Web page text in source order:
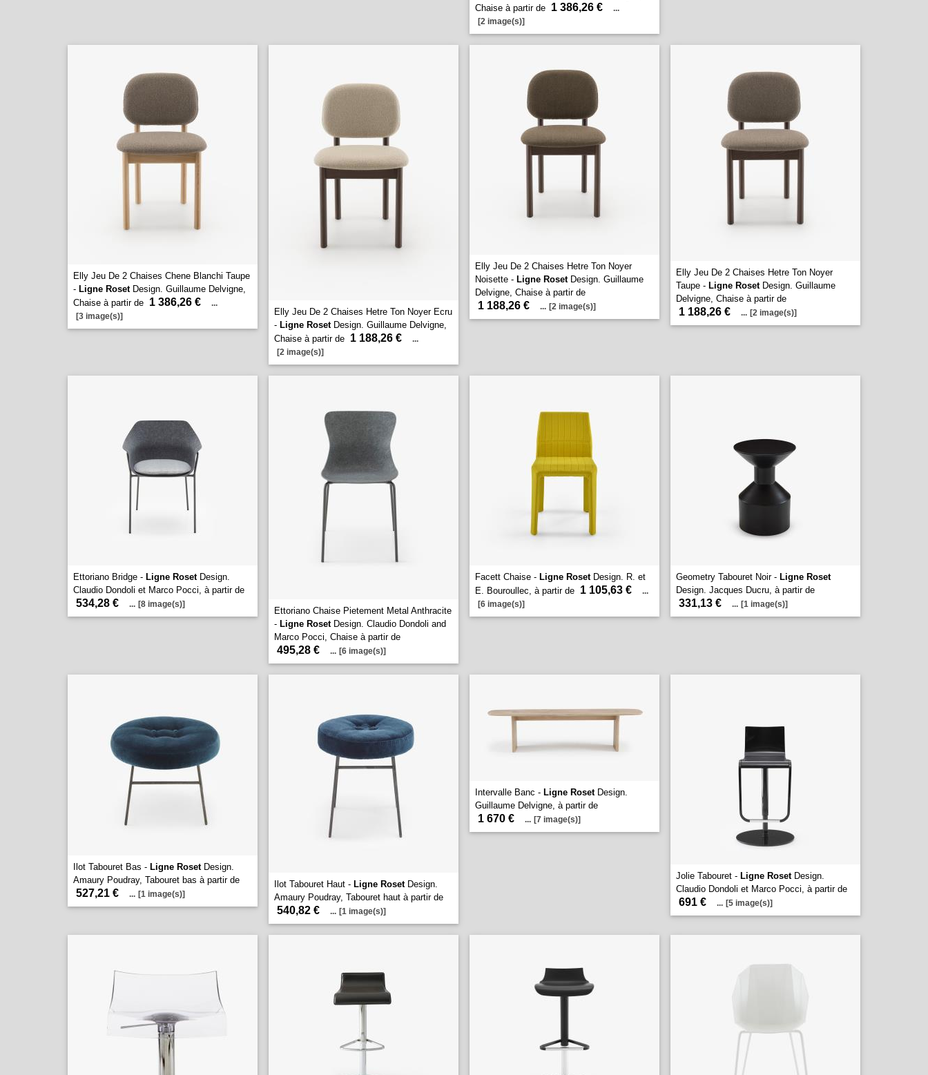
Chaise à partir de 1 386,26 €
...
[2 image(s)]
Elly Jeu De 2 Chaises Chene Blanchi Taupe
- Ligne RosetDesign. Guillaume Delvigne,
Chaise à partir de 1 386,26 €
...
[3 image(s)]
Elly Jeu De 2 Chaises Hetre Ton Noyer Ecru
- Ligne RosetDesign. Guillaume Delvigne,
Chaise à partir de 1 188,26 €
...
[2 image(s)]
Elly Jeu De 2 Chaises Hetre Ton Noyer
Noisette - Ligne RosetDesign. Guillaume
Delvigne, Chaise à partir de
1 188,26 € ... [2 image(s)]
Elly Jeu De 2 Chaises Hetre Ton Noyer
Taupe - Ligne RosetDesign. Guillaume
Delvigne, Chaise à partir de
1 188,26 € ... [2 image(s)]
Ettoriano Bridge - Ligne RosetDesign.
Claudio Dondoli et Marco Pocci, à partir de
534,28 € ... [8 image(s)]
Ettoriano Chaise Pietement Metal Anthracite
- Ligne RosetDesign. Claudio Dondoli and
Marco Pocci, Chaise à partir de
495,28 € ... [6 image(s)]
Facett Chaise - Ligne RosetDesign. R. et
E. Bouroullec, à partir de 1 105,63 €
...
[6 image(s)]
Geometry Tabouret Noir - Ligne Roset
Design. Jacques Ducru, à partir de
331,13 € ... [1 image(s)]
Ilot Tabouret Bas - Ligne RosetDesign.
Amaury Poudray, Tabouret bas à partir de
527,21 € ... [1 image(s)]
Ilot Tabouret Haut - Ligne RosetDesign.
Amaury Poudray, Tabouret haut à partir de
540,82 € ... [1 image(s)]
Intervalle Banc - Ligne RosetDesign.
Guillaume Delvigne, à partir de
1 670 € ... [7 image(s)]
Jolie Tabouret - Ligne RosetDesign.
Claudio Dondoli et Marco Pocci, à partir de
691 € ... [5 image(s)]